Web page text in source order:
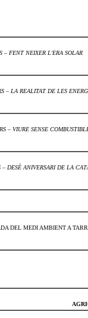
– FENT NEIXER L'ERA SOLAR
– LA REALITAT DE LES
– VIURE SENSE
DESÈ ANIVERSARI DE LA
DEL MEDI AMBIENT A